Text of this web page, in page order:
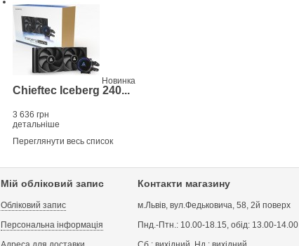
Новинка
Chieftec Iceberg 240...
3 636 грн
детальніше
Переглянути весь список
Мій обліковий запис
Обліковий запис
Персональна інформація
Контакти магазину
м.Львів, вул.Федьковича, 58, 2й поверх
Пнд.-Птн.: 10.00-18.15, обід: 13.00-14.00